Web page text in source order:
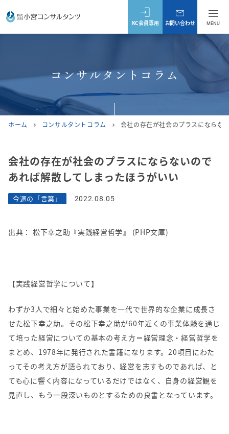
MENU
KC会員専用 お問い合わせ
コンサルタントコラム
ホーム chevron_right コンサルタントコラム chevron_right 会社の存在が社会のプラスにならな
会社の存在が社会のプラスにならないので
あれば解散してしまったほうがいい
今週の「言葉」 2022.08.05
出典： 松下幸之助『実践経営哲学』 (PHP文庫)
【実践経営哲学について】
わずか3人で細々と始めた事業を一代で世界的な企業に成長さ
せた松下幸之助。その松下幸之助が60年近くの事業体験を通じ
て培った経営についての基本の考え方＝経営理念・経営哲学を
まとめ、1978年に発行された書籍になります。20項目にわた
ってその考え方が語られており、経営を志すものであれば、と
ても心に響く内容になっているだけではなく、自身の経営観を
見直し、もう一段深いものとするための良書となっています。